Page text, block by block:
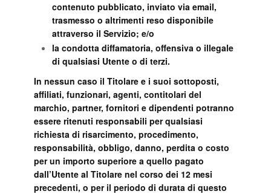
contenuto pubblicato, inviato via email,
trasmesso o altrimenti reso disponibile
attraverso il Servizio; e/o
la condotta diffamatoria, offensiva o illegale
di qualsiasi Utente o di terzi.
In nessun caso il Titolare e i suoi sottoposti,
affiliati, funzionari, agenti, contitolari del
marchio, partner, fornitori e dipendenti potranno
essere ritenuti responsabili per qualsiasi
richiesta di risarcimento, procedimento,
responsabilità, obbligo, danno, perdita o costo
per un importo superiore a quello pagato
dall’Utente al Titolare nel corso dei 12 mesi
precedenti, o per il periodo di durata di questo